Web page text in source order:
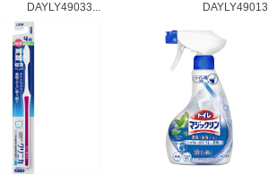
DAYLY49033...